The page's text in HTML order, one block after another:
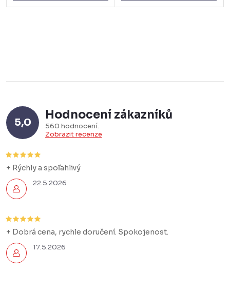
5,0
Hodnocení zákazníků
560 hodnocení
Zobrazit recenze
22.5.2026
+ Rýchly a spoľahlivý
17.5.2026
+ Dobrá cena, rychle doručení. Spokojenost.